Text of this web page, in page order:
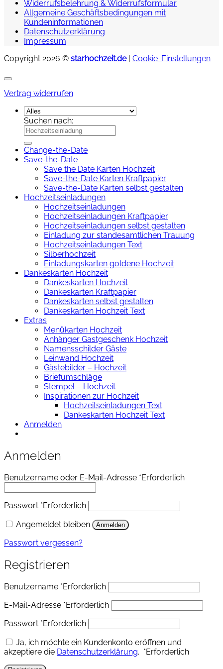
Widerrufsbelehrung & Widerrufsformular
Allgemeine Geschäftsbedingungen mit
Kundeninformationen
Datenschutzerklärung
Impressum
Copyright 2026 © starhochzeit.de| Cookie-Einstellungen
Vertrag widerrufen
Suchen nach:
Change-the-Date
Save-the-Date
Save the Date Karten Hochzeit
Save-the-Date Karten Kraftpapier
Save-the-Date Karten selbst gestalten
Hochzeitseinladungen
Hochzeitseinladungen
Hochzeitseinladungen Kraftpapier
Hochzeitseinladungen selbst gestalten
Einladung zur standesamtlichen Trauung
Hochzeitseinladungen Text
Silberhochzeit
Einladungskarten goldene Hochzeit
Dankeskarten Hochzeit
Dankeskarten Hochzeit
Dankeskarten Kraftpapier
Dankeskarten selbst gestalten
Dankeskarten Hochzeit Text
Extras
Menükarten Hochzeit
Anhänger Gastgeschenk Hochzeit
Namensschilder Gäste
Leinwand Hochzeit
Gästebilder – Hochzeit
Briefumschläge
Stempel – Hochzeit
Inspirationen zur Hochzeit
Hochzeitseinladungen Text
Dankeskarten Hochzeit Text
Anmelden
Anmelden
Benutzername oder E-Mail-Adresse *Erforderlich
Passwort *Erforderlich
Angemeldet bleiben
Anmelden
Passwort vergessen?
Registrieren
Benutzername *Erforderlich
E-Mail-Adresse *Erforderlich
Passwort *Erforderlich
Ja, ich möchte ein Kundenkonto eröffnen und
akzeptiere die Datenschutzerklärung. *Erforderlich